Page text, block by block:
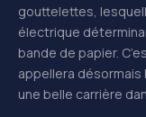
gouttelettes,
électrique
bande de papier.
appellera désormais
une belle carrière